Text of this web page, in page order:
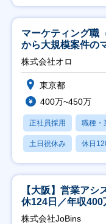
マーケティング職
から大規模案件の
修充実】
株式会社オロ
東京都
400万~450万
正社員採用 職種・
土日祝休み 休日
【大阪】営業ア
休124日／年収400
株式会社JoBins